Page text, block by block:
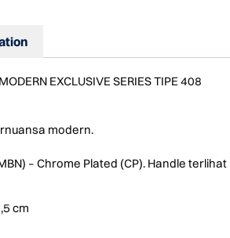
EXCLUSIVE SERIES TIPE 408
modern.
– Chrome Plated (CP). Handle
cm